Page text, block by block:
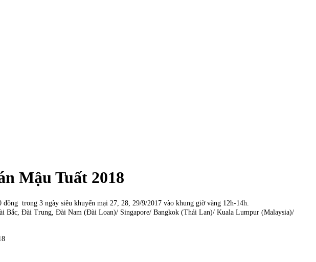
Mậu Tuất 2018
trong 3 ngày siêu khuyến mại 27, 28, 29/9/2017 vào khung giờ vàng 12h-14h.
Bắc, Đài Trung, Đài Nam (Đài Loan)/ Singapore/ Bangkok (Thái Lan)/ Kuala Lumpur (Malaysia)/